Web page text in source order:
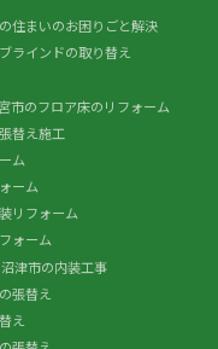
住まいのお困りごと解決
ラインドの取り替え
市のフロア床のリフォーム
替え施工
ム
ーム
リフォーム
ォーム
沼津市の内装工事
張替え
え